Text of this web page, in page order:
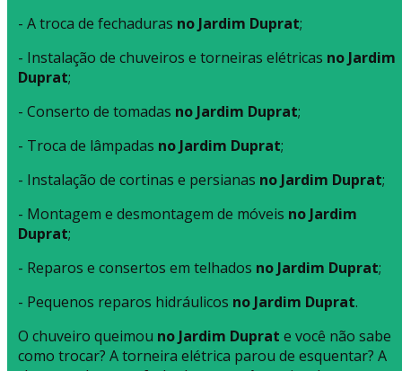
- A troca de fechaduras no Jardim Duprat;
- Instalação de chuveiros e torneiras elétricas no Jardim
Duprat;
- Conserto de tomadas no Jardim Duprat;
- Troca de lâmpadas no Jardim Duprat;
- Instalação de cortinas e persianas no Jardim Duprat;
- Montagem e desmontagem de móveis no Jardim
Duprat;
- Reparos e consertos em telhados no Jardim Duprat;
- Pequenos reparos hidráulicos no Jardim Duprat.
O chuveiro queimou no Jardim Duprat e você não sabe
como trocar? A torneira elétrica parou de esquentar? A